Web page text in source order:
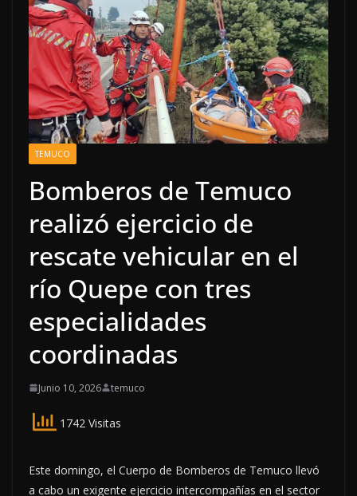
TEMUCO
Bomberos de Temuco
realizó ejercicio de
rescate vehicular en el
río Quepe con tres
especialidades
coordinadas
Junio 10, 2026 temuco
1742 Visitas
Este domingo, el Cuerpo de Bomberos de Temuco llevó
a cabo un exigente ejercicio intercompañías en el sector